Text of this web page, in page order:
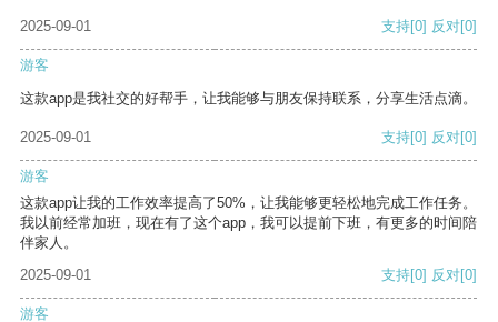
2025-09-01 支持[0] 反对[0]
游客
这款app是我社交的好帮手，让我能够与朋友保持联系，分享生活点滴。
2025-09-01 支持[0] 反对[0]
游客
这款app让我的工作效率提高了50%，让我能够更轻松地完成工作任务。
我以前经常加班，现在有了这个app，我可以提前下班，有更多的时间陪
伴家人。
2025-09-01
支持[0] 反对[0]
游客